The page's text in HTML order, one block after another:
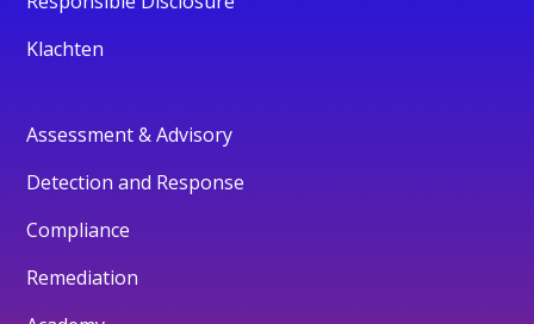
Klachten
Assessment & Advisory
Detection and Response
Compliance
Remediation